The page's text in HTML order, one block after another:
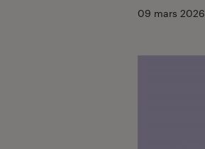
09 mars 2026